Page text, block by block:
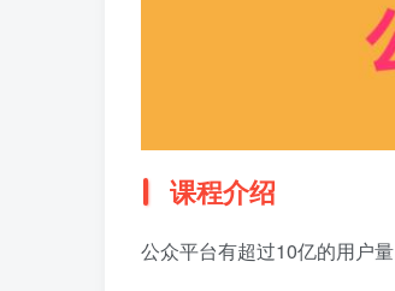
课程介绍
公众平台有超过10亿的用户量